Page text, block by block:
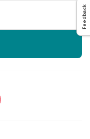
Feedback